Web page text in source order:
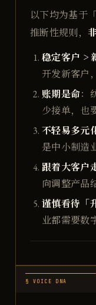
以下均为基于
推断性规则，
稳定客户 >
开发新客户
账期是命：
少接单，也
不轻易多元
是中小制造
跟着大客户
向调整产品
谨慎看待「
业都需要数
§ VOICE DNA